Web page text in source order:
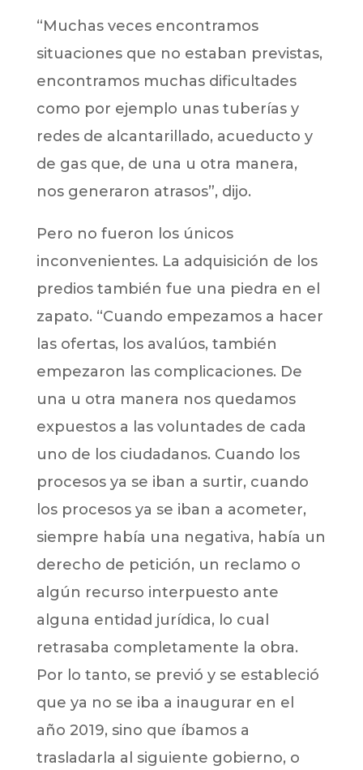
“Muchas veces encontramos
situaciones que no estaban previstas,
encontramos muchas dificultades
como por ejemplo unas tuberías y
redes de alcantarillado, acueducto y
de gas que, de una u otra manera,
nos generaron atrasos”, dijo.
Pero no fueron los únicos
inconvenientes. La adquisición de los
predios también fue una piedra en el
zapato. “Cuando empezamos a hacer
las ofertas, los avalúos, también
empezaron las complicaciones. De
una u otra manera nos quedamos
expuestos a las voluntades de cada
uno de los ciudadanos. Cuando los
procesos ya se iban a surtir, cuando
los procesos ya se iban a acometer,
siempre había una negativa, había un
derecho de petición, un reclamo o
algún recurso interpuesto ante
alguna entidad jurídica, lo cual
retrasaba completamente la obra.
Por lo tanto, se previó y se estableció
que ya no se iba a inaugurar en el
año 2019, sino que íbamos a
trasladarla al siguiente gobierno, o